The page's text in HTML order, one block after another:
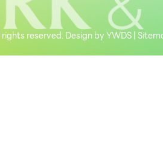
reserved. Design byYWDS|